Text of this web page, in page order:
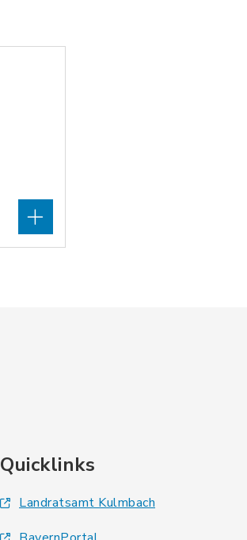
Quicklinks
Landratsamt Kulmbach